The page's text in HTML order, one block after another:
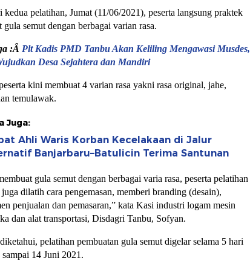
kedua pelatihan, Jumat (11/06/2021), peserta langsung praktek
gula semut dengan berbagai varian rasa.
:Â Plt Kadis PMD Tanbu Akan Keliling Mengawasi Musdes,
Desa Sejahtera dan Mandiri
kini membuat 4 varian rasa yakni rasa original, jahe,
temulawak.
Juga:
Ahli Waris Korban Kecelakaan di Jalur
Banjarbaru–Batulicin Terima Santunan
gula semut dengan berbagai varia rasa, peserta pelatihan
dilatih cara pengemasan, memberi branding (desain),
penjualan dan pemasaran,” kata Kasi industri logam mesin
dan alat transportasi, Disdagri Tanbu, Sofyan.
pelatihan pembuatan gula semut digelar selama 5 hari
14 Juni 2021.